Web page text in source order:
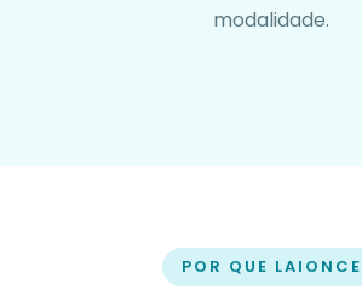
modalidade.
POR QUE LAIONCE